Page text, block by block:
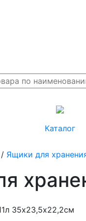
Каталог
/ Ящики для
35х23,5х22,2см